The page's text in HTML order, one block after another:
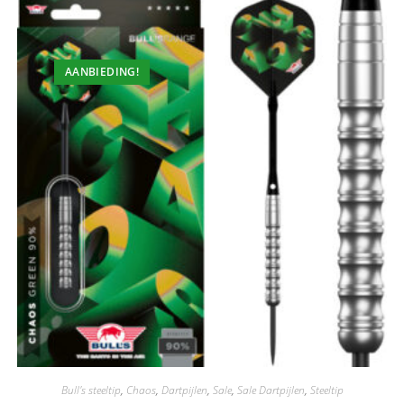
AANBIEDING!
Bull's steeltip, Chaos, Dartpijlen, Sale, Sale Dartpijlen, Steeltip